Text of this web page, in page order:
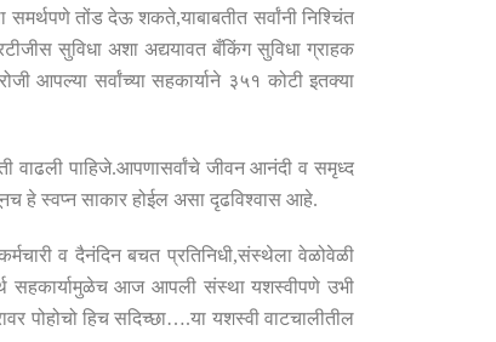
समर्थपणे तोंड देऊ शकते,याबाबतीत सर्वांनी निश्चिंत
सुविधा अशा अद्ययावत बँकिंग सुविधा ग्राहक
आपल्या सर्वांच्या सहकार्याने ३५१ कोटी इतक्या
वाढली पाहिजे.आपणासर्वांचे जीवन आनंदी व समृध्द
हे स्वप्न साकार होईल असा दृढविश्वास आहे.
व दैनंदिन बचत प्रतिनिधी,संस्थेला वेळोवेळी
सहकार्यामुळेच आज आपली संस्था यशस्वीपणे उभी
पोहोचो हिच सदिच्छा….या यशस्वी वाटचालीतील